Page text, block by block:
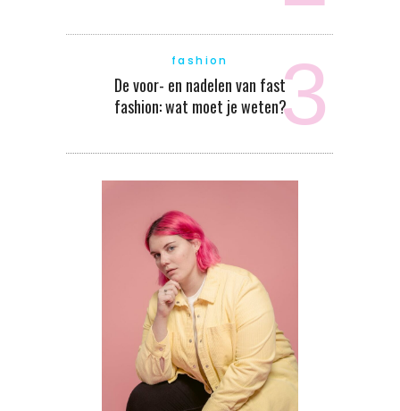
fashion
De voor- en nadelen van fast
fashion: wat moet je weten?